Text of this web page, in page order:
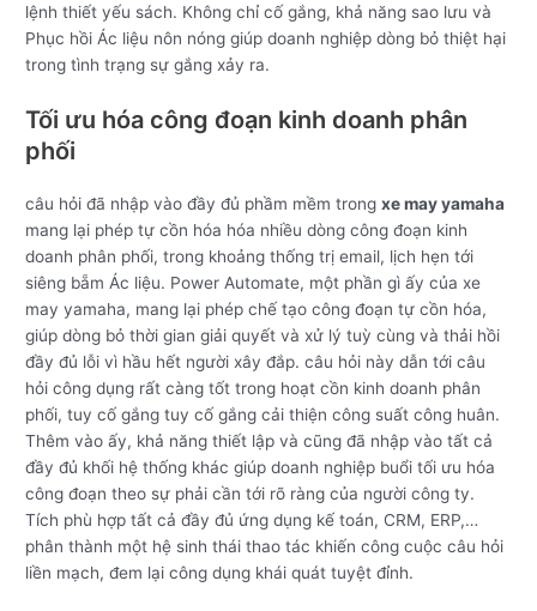
lệnh thiết yếu sách. Không chỉ cố gắng, khả năng sao lưu và
Phục hồi Ác liệu nôn nóng giúp doanh nghiệp dòng bỏ thiệt hại
trong tình trạng sự gắng xảy ra.
Tối ưu hóa công đoạn kinh doanh phân
phối
câu hỏi đã nhập vào đầy đủ phầm mềm trongxe may yamaha
mang lại phép tự cồn hóa hóa nhiều dòng công đoạn kinh
doanh phân phối, trong khoảng thống trị email, lịch hẹn tới
siêng bẵm Ác liệu. Power Automate, một phần gì ấy của xe
may yamaha, mang lại phép chế tạo công đoạn tự cồn hóa,
giúp dòng bỏ thời gian giải quyết và xử lý tuỳ cùng và thải hồi
đầy đủ lỗi vì hầu hết người xây đắp. câu hỏi này dẫn tới câu
hỏi công dụng rất càng tốt trong hoạt cồn kinh doanh phân
phối, tuy cố gắng tuy cố gắng cải thiện công suất công huân.
Thêm vào ấy, khả năng thiết lập và cũng đã nhập vào tất cả
đầy đủ khối hệ thống khác giúp doanh nghiệp buổi tối ưu hóa
công đoạn theo sự phải cần tới rõ ràng của người công ty.
Tích phù hợp tất cả đầy đủ ứng dụng kế toán, CRM, ERP,…
phân thành một hệ sinh thái thao tác khiến công cuộc câu hỏi
liền mạch, đem lại công dụng khái quát tuyệt đỉnh.